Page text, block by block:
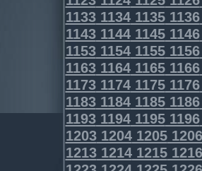
1133113411351136
1143114411451146
1153115411551156
1163116411651166
1173117411751176
1183118411851186
1193119411951196
1203120412051206
1213121412151216